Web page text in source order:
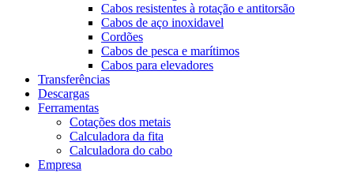
Cabos resistentes à rotação e antitorsão
Cabos de aço inoxidavel
Cordões
Cabos de pesca e marítimos
Cabos para elevadores
Transferências
Descargas
Ferramentas
Cotações dos metais
Calculadora da fita
Calculadora do cabo
Empresa